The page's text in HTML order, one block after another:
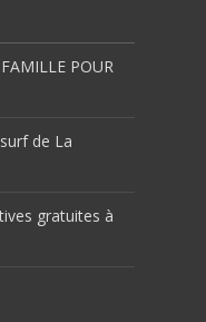
POUR
de La
gratuites à